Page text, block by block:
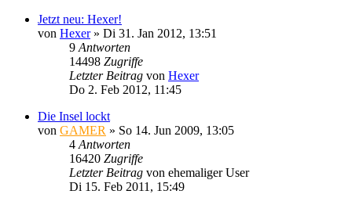
Jetzt neu: Hexer!
von Hexer» Di 31. Jan 2012, 13:51
9 Antworten
14498 Zugriffe
Letzter Beitrag von Hexer
Do 2. Feb 2012, 11:45
Die Insel lockt
von GAMER » So 14. Jun 2009, 13:05
4 Antworten
16420 Zugriffe
Letzter Beitrag von ehemaliger User
Di 15. Feb 2011, 15:49